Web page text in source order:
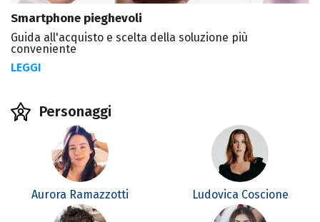
Smartphone pieghevoli
Guida all'acquisto e scelta della soluzione più
conveniente
LEGGI
Personaggi
Aurora Ramazzotti Ludovica Coscione